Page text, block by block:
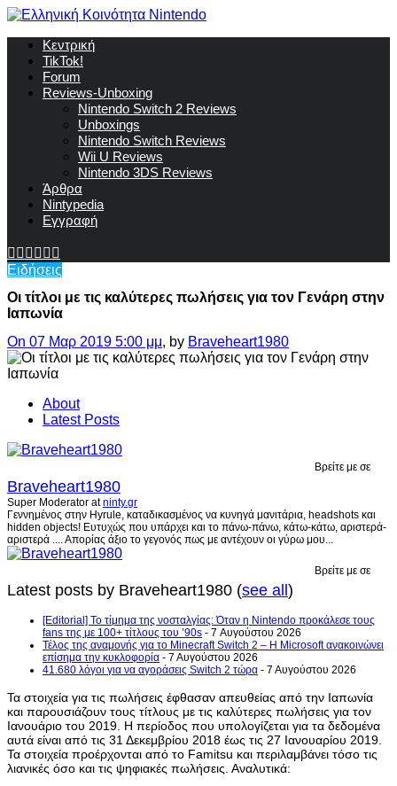
Κεντρική
TikTok!
Forum
Reviews-Unboxing
Nintendo Switch 2 Reviews
Unboxings
Nintendo Switch Reviews
Wii U Reviews
Nintendo 3DS Reviews
Άρθρα
Nintypedia
Εγγραφή
Ειδήσεις
Οι τίτλοι με τις καλύτερες πωλήσεις για τον Γενάρη στην
Ιαπωνία
On 07 Μαρ 2019 5:00 μμ, by Braveheart1980
About
Latest Posts
Βρείτε με σε
Braveheart1980
Super Moderator atninty.gr
Γεννημένος στην Hyrule, καταδικασμένος να κυνηγά μανιτάρια, headshots και
hidden objects! Ευτυχώς που υπάρχει και το πάνω-πάνω, κάτω-κάτω, αριστερά-
αριστερά .... Απορίας άξιο το γεγονός πως με αντέχουν οι γύρω μου...
Βρείτε με σε
Latest posts by Braveheart1980 (see all)
[Editorial] Το τίμημα της νοσταλγίας: Όταν η Nintendo προκάλεσε τους
fans της με 100+ τίτλους του ’90s - 7 Αυγούστου 2026
Τέλος της αναμονής για το Minecraft Switch 2 – Η Microsoft ανακοινώνει
επίσημα την κυκλοφορία - 7 Αυγούστου 2026
41.680 λόγοι για να αγοράσεις Switch 2 τώρα - 7 Αυγούστου 2026
Τα στοιχεία για τις πωλήσεις έφθασαν απευθείας από την Ιαπωνία
και παρουσιάζουν τους τίτλους με τις καλύτερες πωλήσεις για τον
Ιανουάριο του 2019. Η περίοδος που υπολογίζεται για τα δεδομένα
αυτά είναι από τις 31 Δεκεμβρίου 2018 έως τις 27 Ιανουαρίου 2019.
Τα στοιχεία προέρχονται από το Famitsu και περιλαμβάνει τόσο τις
λιανικές όσο και τις ψηφιακές πωλήσεις. Αναλυτικά: